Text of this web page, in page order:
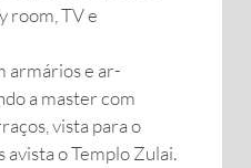
room, TV e
armários e ar-
a master com
vista para o
avista o Templo Zulai.